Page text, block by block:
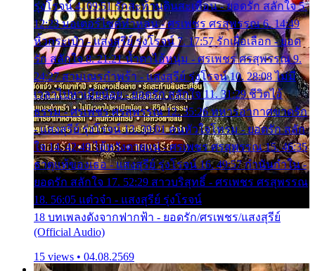
รุ่งโรจน์ 4. 09:51 รักสะท้านดินสะเทือน - ยอดรัก สลักใจ 5.
12:23 มอเตอร์ไซค์ทำหล่น - ศรเพชร ศรสุพรรณ 6. 14:49
หิ้วกระเป๋า - แสงสุรีย์ รุ่งโรจน์ 7. 17:57 รักเผื่อเลือก - ยอด
รัก สลักใจ 8. 21:21 น้ำตาไอ้หนุ่ม - ศรเพชร ศรสุพรรณ 9.
24:27 สามเณรกำพร้า - แสงสุรีย์ รุ่งโรจน์ 10. 28:08 ไม่มี
เวลาไปหาเมียน้อย - ยอดรัก สลักใจ 11. 31:29 ชีวิตไอ้
ธรรม - ศรเพชร ศรสุพรรณ 12. 35:26 ทหารอากาศขาดรัก
- แสงสุรีย์ รุ่งโรจน์ 13. 39:01 คนหัวใจโทรม - ยอดรัก สลัก
ใจ 14. 42:49 ไอ้หวังตายแน่ - ศรเพชร ศรสุพรรณ 15. 46:35
ธาตุแท้ของเธอ - แสงสุรีย์ รุ่งโรจน์ 16. 49:57 กำนันกำใน -
ยอดรัก สลักใจ 17. 52:29 สาวบริสุทธิ์ - ศรเพชร ศรสุพรรณ
18. 56:05 แต๋วจ๋า - แสงสุรีย์ รุ่งโรจน์
18 บทเพลงดังจากฟากฟ้า - ยอดรัก/ศรเพชร/แสงสุรีย์
(Official Audio)
15 views • 04.08.2569